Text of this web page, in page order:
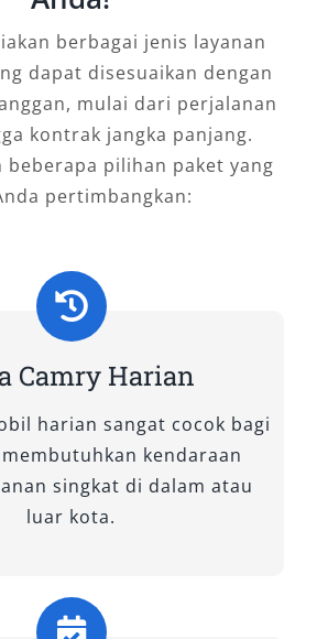
berbagai jenis layanan
dapat disesuaikan dengan
mulai dari perjalanan
kontrak jangka panjang.
beberapa pilihan paket yang
pertimbangkan:
Camry Harian
harian sangat cocok bagi
kendaraan
singkat di dalam atau
luar kota.